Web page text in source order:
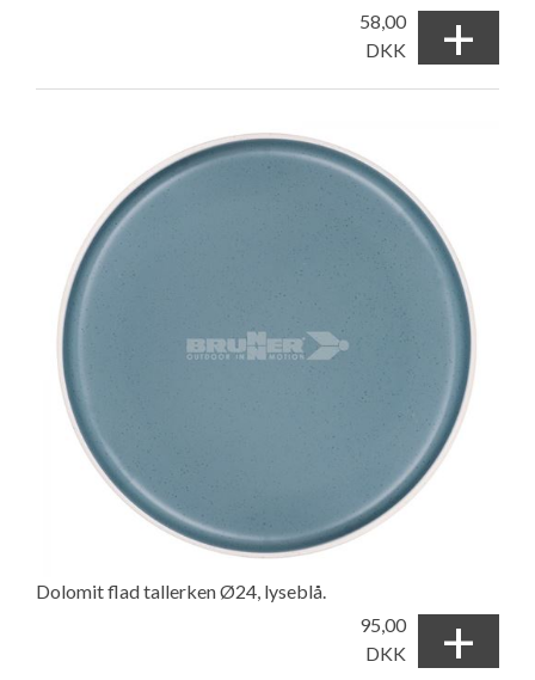
58,00
DKK
+
Dolomit flad tallerken Ø24, lyseblå.
95,00
DKK
+